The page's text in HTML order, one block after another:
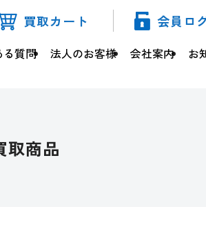
買取カート 会員ロ
る質問 法人のお客様 会社案内 お
取商品